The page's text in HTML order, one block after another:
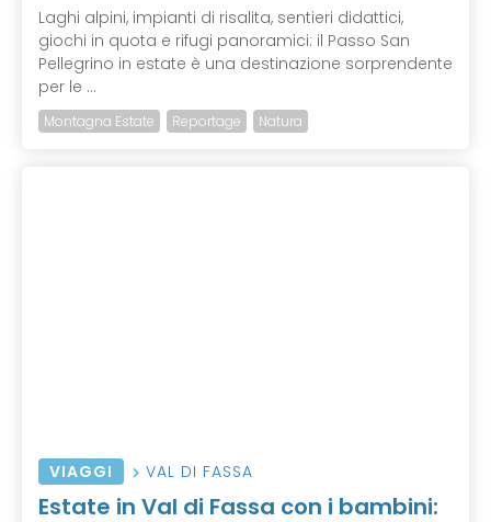
Laghi alpini, impianti di risalita, sentieri didattici,
giochi in quota e rifugi panoramici: il Passo San
Pellegrino in estate è una destinazione sorprendente
per le ...
Montagna Estate Reportage Natura
VIAGGI VAL DI FASSA
Estate in Val di Fassa con i bambini: